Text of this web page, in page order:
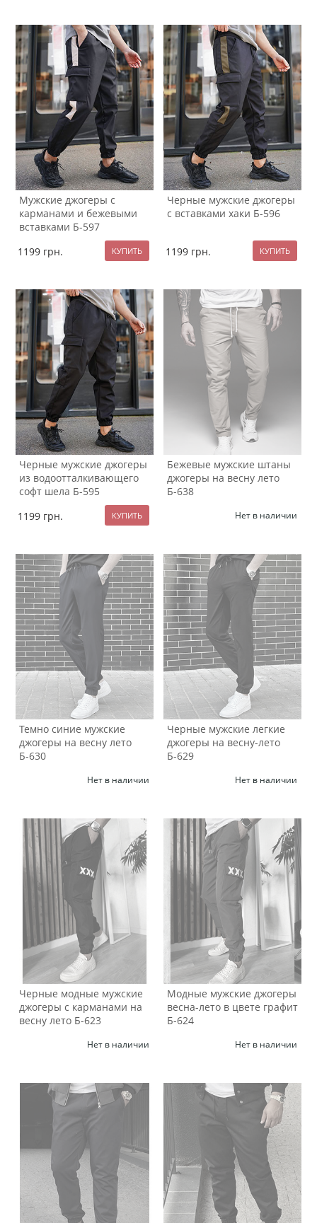
Мужские джогеры с
карманами и бежевыми
вставками Б-597
1199 грн.
Черные мужские джогеры
с вставками хаки Б-596
1199 грн.
Черные мужские джогеры
из водоотталкивающего
софт шела Б-595
1199 грн.
Бежевые мужские штаны
джогеры на весну лето
Б-638
Нет в наличии
Темно синие мужские
джогеры на весну лето
Б-630
Нет в наличии
Черные мужские легкие
джогеры на весну-лето
Б-629
Нет в наличии
Черные модные мужские
джогеры с карманами на
весну лето Б-623
Нет в наличии
Модные мужские джогеры
весна-лето в цвете графит
Б-624
Нет в наличии